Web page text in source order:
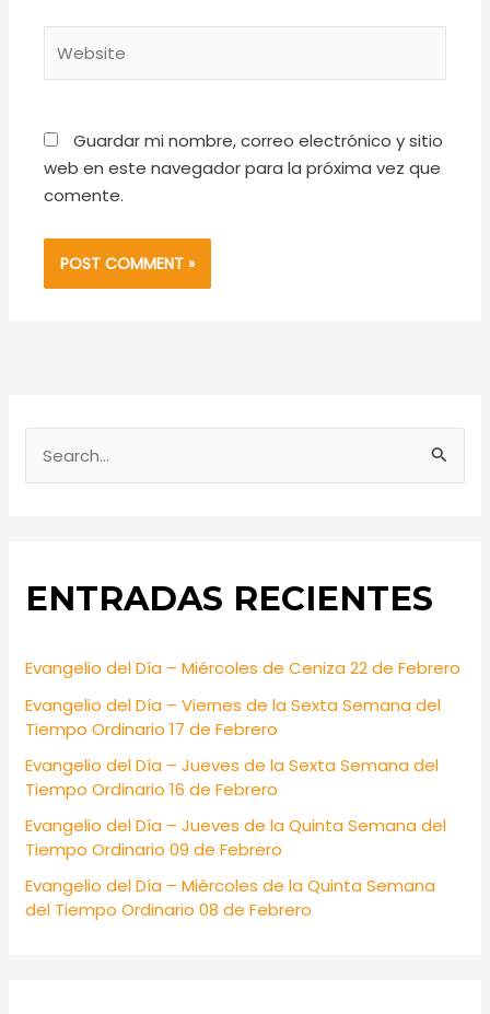
Guardar mi nombre, correo electrónico y sitio
web en este navegador para la próxima vez que
comente.
c
r
:
ENTRADAS RECIENTES
Evangelio del Día – Miércoles de Ceniza 22 de Febrero
Evangelio del Día – Viernes de la Sexta Semana del
Tiempo Ordinario 17 de Febrero
Evangelio del Día – Jueves de la Sexta Semana del
Tiempo Ordinario 16 de Febrero
Evangelio del Día – Jueves de la Quinta Semana del
Tiempo Ordinario 09 de Febrero
Evangelio del Día – Miércoles de la Quinta Semana
del Tiempo Ordinario 08 de Febrero